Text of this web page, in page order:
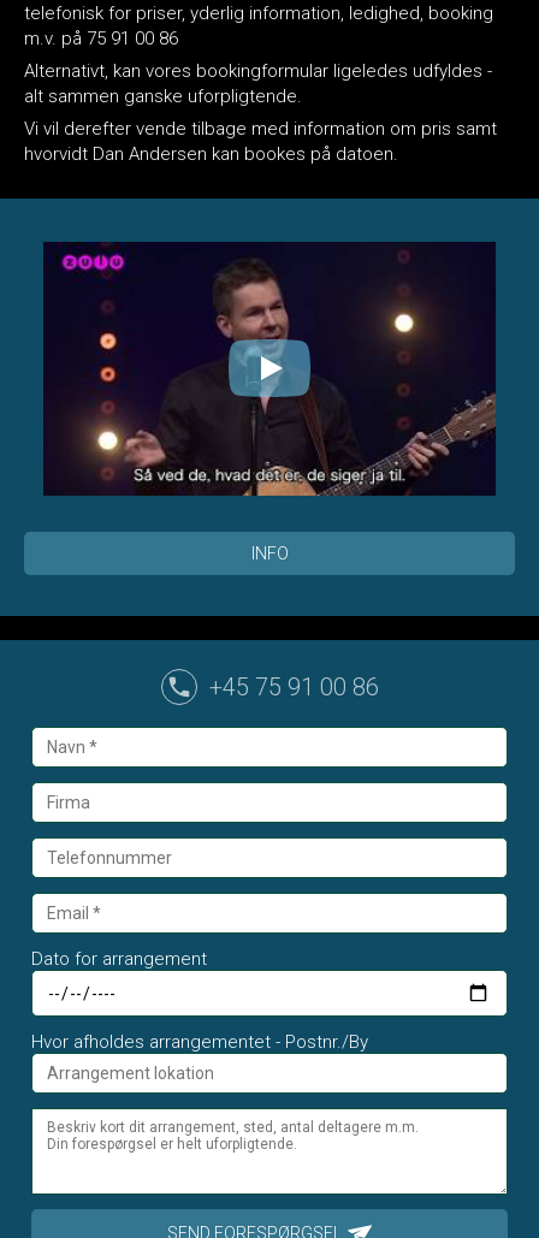
telefonisk for priser, yderlig information, ledighed, booking
m.v. på 75 91 00 86
Alternativt, kan vores bookingformular ligeledes udfyldes -
alt sammen ganske uforpligtende.
Vi vil derefter vende tilbage med information om pris samt
hvorvidt Dan Andersen kan bookes på datoen.
INFO
+45 75 91 00 86
Dato for arrangement
Hvor afholdes arrangementet - Postnr./By
SEND FORESPØRGSEL